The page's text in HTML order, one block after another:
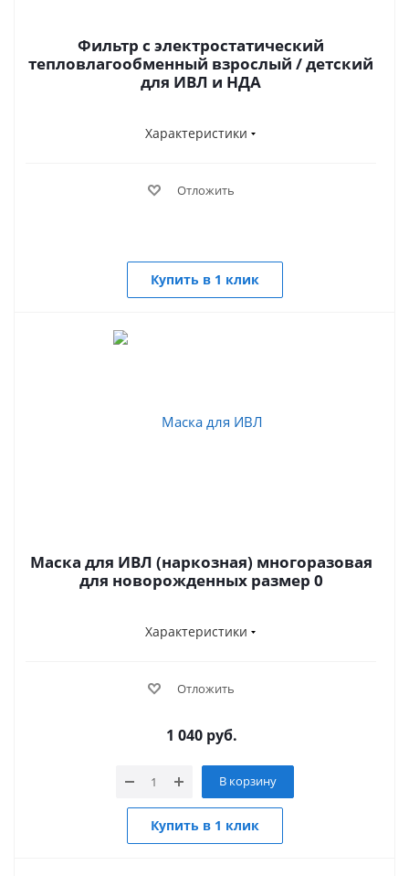
Фильтр с электростатический
тепловлагообменный взрослый / детский
для ИВЛ и НДА
Характеристики
Отложить
Купить в 1 клик
Маска для ИВЛ (наркозная) многоразовая
для новорожденных размер 0
Характеристики
Отложить
1 040руб.
В корзину
Купить в 1 клик